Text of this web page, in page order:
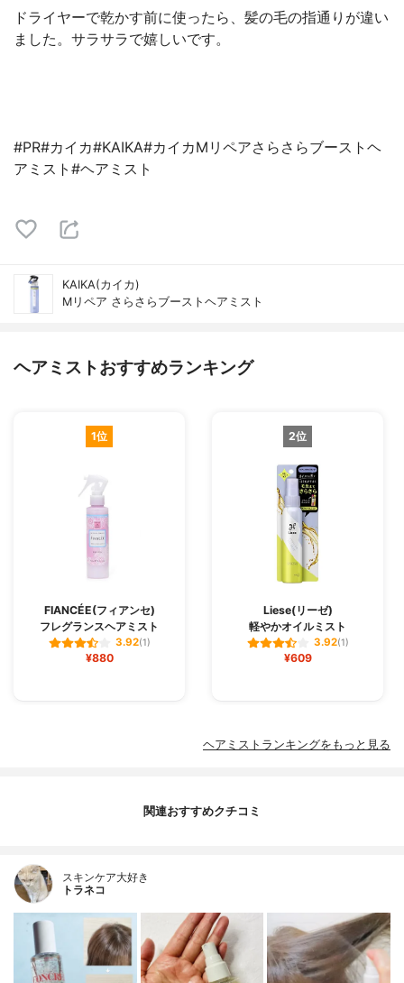
ドライヤーで乾かす前に使ったら、髪の毛の指通りが違い
ました。サラサラで嬉しいです。
#PR#カイカ#KAIKA#カイカMリペアさらさらブーストヘ
アミスト#ヘアミスト
KAIKA(カイカ)
Mリペア さらさらブーストヘアミスト
ヘアミストおすすめランキング
1位
FIANCÉE(フィアンセ)
フレグランスヘアミスト
3.92(1)
¥880
2位
Liese(リーゼ)
軽やかオイルミスト
3.92(1)
¥609
ヘアミストランキングをもっと見る
関連おすすめクチコミ
スキンケア大好き
トラネコ